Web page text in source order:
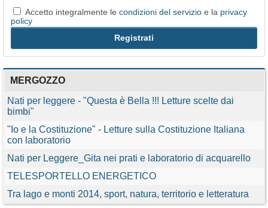
Accetto integralmente le condizioni del servizio e la privacy
policy
MERGOZZO
Nati per leggere - "Questa è Bella !!! Letture scelte dai
bimbi"
"Io e la Costituzione" - Letture sulla Costituzione Italiana
con laboratorio
Nati per Leggere_Gita nei prati e laboratorio di acquarello
TELESPORTELLO ENERGETICO
Tra lago e monti 2014, sport, natura, territorio e letteratura